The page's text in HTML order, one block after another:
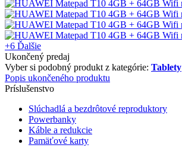
+6 Ďalšie
Ukončený predaj
Vyber si podobný produkt z kategórie: Tablety
Popis ukončeného produktu
Príslušenstvo
Slúchadlá a bezdrôtové reproduktory
Powerbanky
Káble a redukcie
Pamäťové karty